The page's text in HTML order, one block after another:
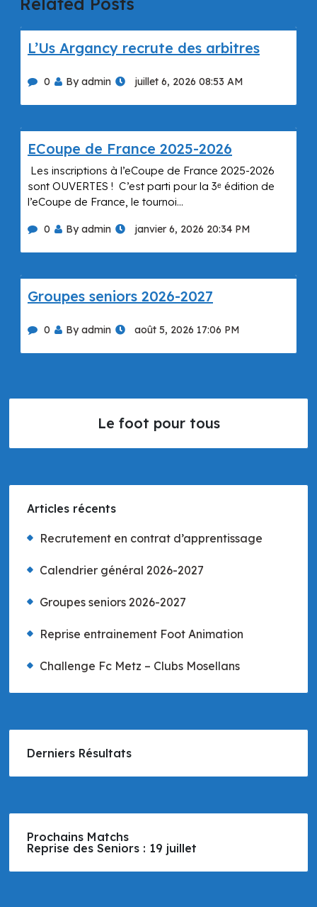
L’Us Argancy recrute des arbitres
0 By admin juillet 6, 2026 08:53 AM
ECoupe de France 2025-2026
Les inscriptions à l’eCoupe de France 2025-2026
sont OUVERTES ! C’est parti pour la 3ᵉ édition de
l’eCoupe de France, le tournoi…
0 By admin janvier 6, 2026 20:34 PM
Groupes seniors 2026-2027
0 By admin août 5, 2026 17:06 PM
Le foot pour tous
Articles récents
Recrutement en contrat d’apprentissage
Calendrier général 2026-2027
Groupes seniors 2026-2027
Reprise entrainement Foot Animation
Challenge Fc Metz – Clubs Mosellans
Derniers Résultats
Prochains Matchs
Reprise des Seniors : 19 juillet